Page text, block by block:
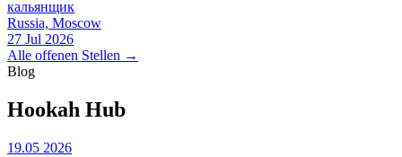
кальянщик
Russia, Moscow
27 Jul 2026
Alle offenen Stellen →
Blog
Hookah Hub
19.05 2026